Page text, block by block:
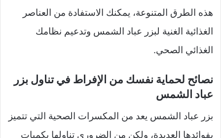
هذه الطرق المتنوعة، يمكنك الاستفادة من العناصر
الغذائية الغنية لبزر عباد الشمس وتدعيم نظامك
الغذائي الصحي.
نصائح لحماية نفسك من الإفراط في تناول بزر
عباد الشمس
بزر عباد الشمس يعد من المكسرات الصحية التي تتميز
بفوائدها العديدة، ولكن من الضروري تناولها بكميات